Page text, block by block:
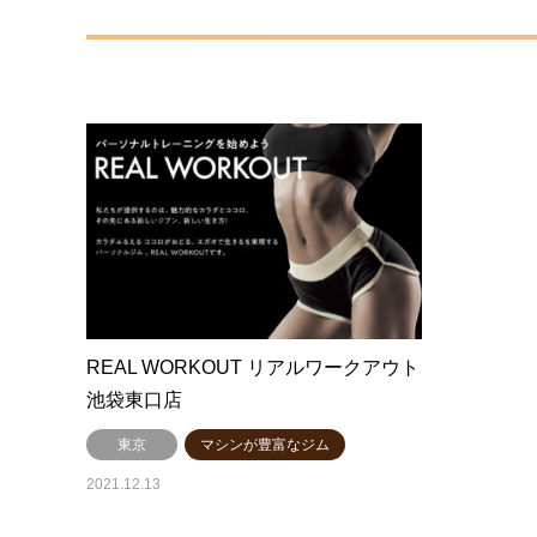
REAL WORKOUT リアルワークアウト
池袋東口店
東京 マシンが豊富なジム
2021.12.13